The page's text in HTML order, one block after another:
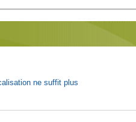
ne suffit plus